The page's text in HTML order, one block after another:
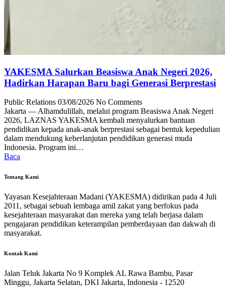
YAKESMA Salurkan Beasiswa Anak Negeri 2026,
Hadirkan Harapan Baru bagi Generasi Berprestasi
Public Relations 03/08/2026 No Comments
Jakarta — Alhamdulillah, melalui program Beasiswa Anak Negeri
2026, LAZNAS YAKESMA kembali menyalurkan bantuan
pendidikan kepada anak-anak berprestasi sebagai bentuk kepedulian
dalam mendukung keberlanjutan pendidikan generasi muda
Indonesia. Program ini…
Baca
Tentang Kami
Yayasan Kesejahteraan Madani (YAKESMA) didirikan pada 4 Juli
2011, sebagai sebuah lembaga amil zakat yang berfokus pada
kesejahteraan masyarakat dan mereka yang telah berjasa dalam
pengajaran pendidikan keterampilan pemberdayaan dan dakwah di
masyarakat.
Kontak Kami
Jalan Teluk Jakarta No 9 Komplek AL Rawa Bambu, Pasar
Minggu, Jakarta Selatan, DKI Jakarta, Indonesia - 12520